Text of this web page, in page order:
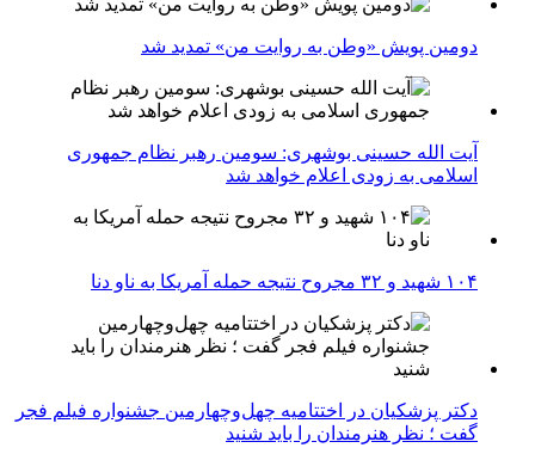
دومین پویش «وطن به روایت من» تمدید شد
آیت الله حسینی بوشهری: سومین رهبر نظام جمهوری
اسلامی به زودی اعلام خواهد شد
۱۰۴ شهید و ۳۲ مجروح نتیجه حمله آمریکا به ناو دنا
دکتر پزشکیان در اختتامیه چهل‌وچهارمین جشنواره فیلم فجر
گفت ؛ نظر هنرمندان را باید شنید